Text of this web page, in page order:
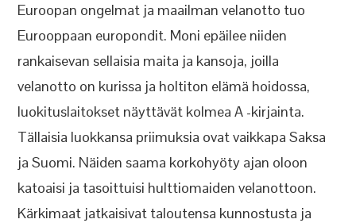
Euroopan ongelmat ja maailman velanotto tuo
Eurooppaan europondit. Moni epäilee niiden
rankaisevan sellaisia maita ja kansoja, joilla
velanotto on kurissa ja holtiton elämä hoidossa,
luokituslaitokset näyttävät kolmea A -kirjainta.
Tällaisia luokkansa priimuksia ovat vaikkapa Saksa
ja Suomi. Näiden saama korkohyöty ajan oloon
katoaisi ja tasoittuisi hulttiomaiden velanottoon.
Kärkimaat jatkaisivat taloutensa kunnostusta ja